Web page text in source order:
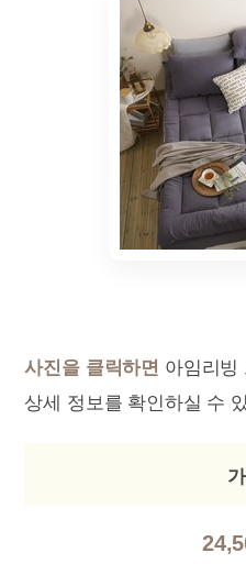
사진을 클릭하면 아임리빙
상세 정보를 확인하실 수